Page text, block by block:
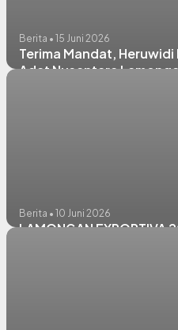
Berita • 15 Juni 2026
Terima Mandat,
Adat Nusantara
Berita • 10 Juni 2026
LAMONGAN EXPORTIVA